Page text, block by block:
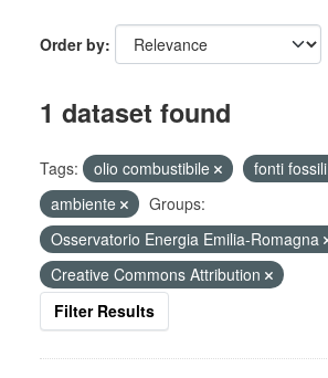
Order by
1 dataset found
Tags: olio combustibile
fonti fossili
ambiente
Groups:
Osservatorio Energia Emilia-Romagna
Creative Commons Attribution
Filter Results